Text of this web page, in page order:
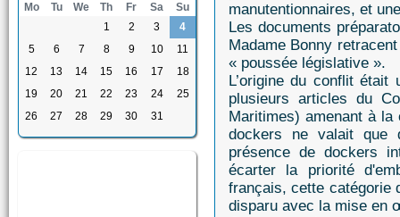
Mo Tu We Th Fr Sa
Su
1
2 3
4
5
6 7 8 9 10
11
12
13 14 15 16 17
18
19
20 21 22 23 24
25
26
27 28 29 30 31
manutentionnaires, et
Les documents
Madame Bonny
« poussée législative ».
L’origine du conflit était
plusieurs articles du
Maritimes) amenant à la
dockers ne valait
présence de dockers
écarter la priorité
français, cette catégorie
disparu avec la mise en